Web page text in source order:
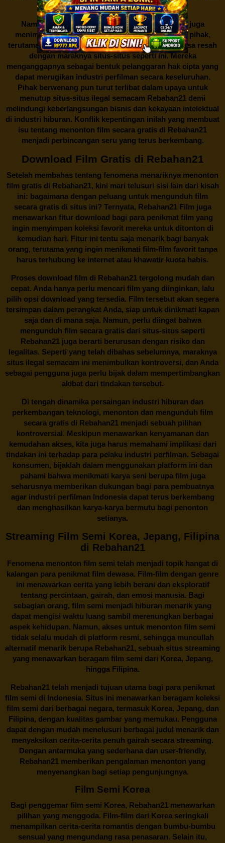
produksi film lokal dengan kualitas terbaik.
Namun, seperti halnya cerita manis, Rebahan21juga
menimbulkan kontroversi di industri film. Banyak pihak,
terutama produsen film dan pemilik hak cipta, merasa resah
dengan maraknya situs-situs seperti ini. Mereka
menganggapnya sebagai bentuk pelanggaran hak cipta yang
dapat merugikan industri perfilman secara keseluruhan.
Pihak berwenang pun turut terlibat dalam upaya untuk
menutup situs-situs ilegal semacam Rebahan21 demi
melindungi keberlangsungan bisnis dan kekayaan intelektual
di industri hiburan. Konflik kepentingan inilah yang membuat
isu tentang menonton film secara gratis di Rebahan21
menjadi perbincangan seru yang terus berkembang.
Download Film Gratis di Rebahan21
Setelah membahas tentang fenomena menariknya menonton
film gratis di Rebahan21, kini mari telusuri sisi lain dari kisah
ini: bagaimana dengan peluang untuk mengunduh film
secara gratis di situs ini? Ternyata, Rebahan21 Film juga
menawarkan fitur download bagi para penikmat film yang
ingin menyimpan koleksi favorit mereka untuk ditonton di
kemudian hari. Fitur ini tentu saja menarik bagi banyak
orang, terutama yang ingin menikmati film-film favorit tanpa
harus terhubung ke internet atau khawatir kuota habis.
Proses download film di Rebahan21tergolong mudah dan
cepat. Anda hanya perlu mencari film yang diinginkan, lalu
pilih opsi download yang tersedia. Film tersebut akan segera
tersimpan dalam perangkat Anda, siap untuk dinikmati kapan
saja dan di mana saja. Namun, perlu diingat bahwa
mengunduh film secara gratis dari situs-situs seperti
Rebahan21 juga berarti berurusan dengan risiko dan
legalitas. Seperti yang telah dibahas sebelumnya, maraknya
situs ilegal semacam ini menimbulkan kontroversi, dan Anda
sebagai pengguna juga perlu bijak dalam mempertimbangkan
akibat dari tindakan tersebut.
Di tengah dinamika persaingan industri hiburan dan
perkembangan teknologi, menonton dan mengunduh film
secara gratis di Rebahan21 menjadi sebuah pilihan
kontroversial. Meskipun menawarkan kenyamanan dan
kemudahan akses, kita juga harus memahami implikasi dari
tindakan ini terhadap para pelaku industri perfilman. Sebagai
konsumen, bijaklah dalam menggunakan platform ini dan
pahami bahwa menikmati karya seni berupa film juga
seharusnya memberikan dukungan bagi para pembuatnya
agar industri perfilman Indonesia dapat terus berkembang
dan menghasilkan karya-karya bermutu bagi penonton
setianya.
Streaming Film Semi Korea, Jepang, Filipina
di Rebahan21
Fenomena menonton film semi telah menjadi topik hangat di
kalangan para penikmat film dewasa. Film-film dengan genre
ini menawarkan cerita yang lebih berani dan eksploratif
tentang percintaan, gairah, dan emosi manusia. Bagi
sebagian orang, film semi menjadi hiburan menarik yang
dapat mengisi waktu luang sambil merenungkan berbagai
aspek kehidupan. Namun, akses untuk menonton film semi
tidak selalu mudah di platform resmi, sehingga muncullah
alternatif menarik berupa Rebahan21, sebuah situs streaming
yang menawarkan beragam film semi dari Korea, Jepang,
hingga Filipina.
Rebahan21telah menjadi tujuan utama bagi para penikmat
film semi di Indonesia. Situs ini menawarkan beragam koleksi
film semi dari berbagai negara, termasuk Korea, Jepang, dan
Filipina, dengan kualitas gambar yang memukau. Pengguna
dapat dengan mudah menelusuri berbagai judul menarik dan
menyaksikan cerita-cerita penuh gairah secara streaming.
Dengan antarmuka yang sederhana dan user-friendly,
Rebahan21 memberikan pengalaman menonton yang
menyenangkan bagi setiap pengunjungnya.
Film Semi Korea
Bagi penggemar film semi Korea, Rebahan21menawarkan
pilihan yang menggoda. Film-film dari Korea seringkali
menampilkan cerita-cerita romantis dengan bumbu-bumbu
sensual yang mengundang rasa penasaran. Selain itu,